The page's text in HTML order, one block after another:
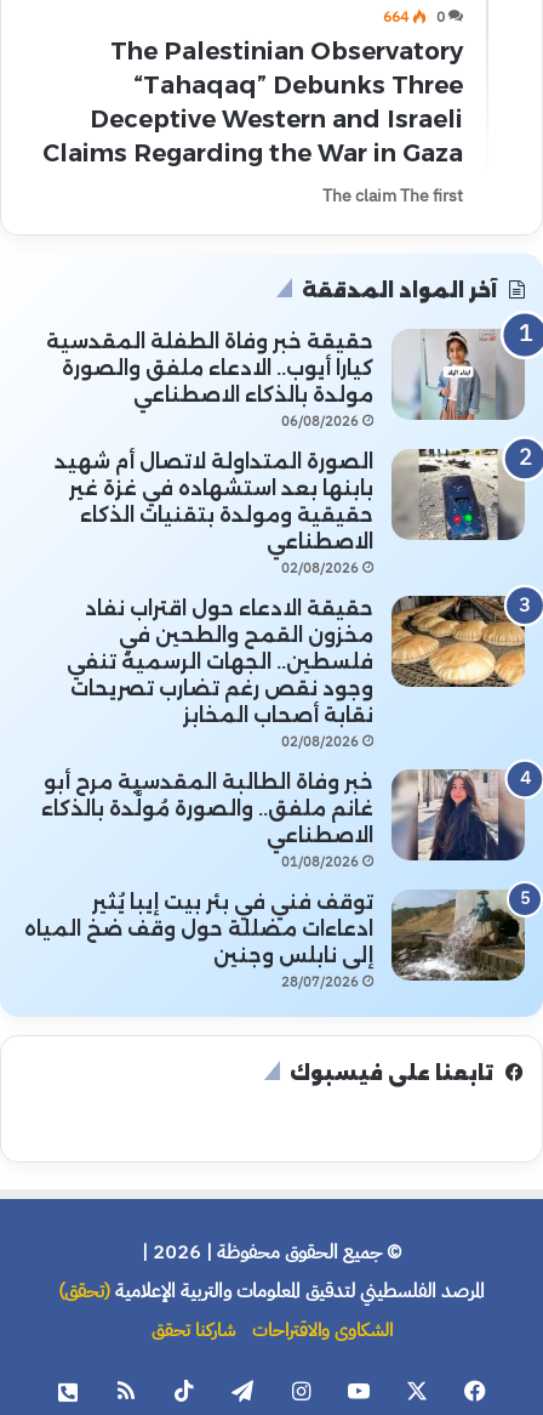
0
664
The Palestinian Observatory
“Tahaqaq” Debunks Three
Deceptive Western and Israeli
Claims Regarding the War in Gaza
The claim The first
آخر المواد المدققة
حقيقة خبر وفاة الطفلة المقدسية
كيارا أيوب.. الادعاء ملفق والصورة
مولدة بالذكاء الاصطناعي
06/08/2026
الصورة المتداولة لاتصال أم شهيد
بابنها بعد استشهاده في غزة غير
حقيقية ومولدة بتقنيات الذكاء
الاصطناعي
02/08/2026
حقيقة الادعاء حول اقتراب نفاد
مخزون القمح والطحين في
فلسطين.. الجهات الرسمية تنفي
وجود نقص رغم تضارب تصريحات
نقابة أصحاب المخابز
02/08/2026
خبر وفاة الطالبة المقدسية مرح أبو
غانم ملفق.. والصورة مُولَّدة بالذكاء
الاصطناعي
01/08/2026
توقف فني في بئر بيت إيبا يُثير
ادعاءات مضللة حول وقف ضخ المياه
إلى نابلس وجنين
28/07/2026
تابعنا على فيسبوك
© جميع الحقوق محفوظة | 2026 |
المرصد الفلسطيني لتدقيق المعلومات والتربية الإعلامية(تحقق)
الشكاوى والاقتراحات شاركنا تحقق
فيسبوك يوتيوب انستقرام تيلقرام ‫TikTok ملخص